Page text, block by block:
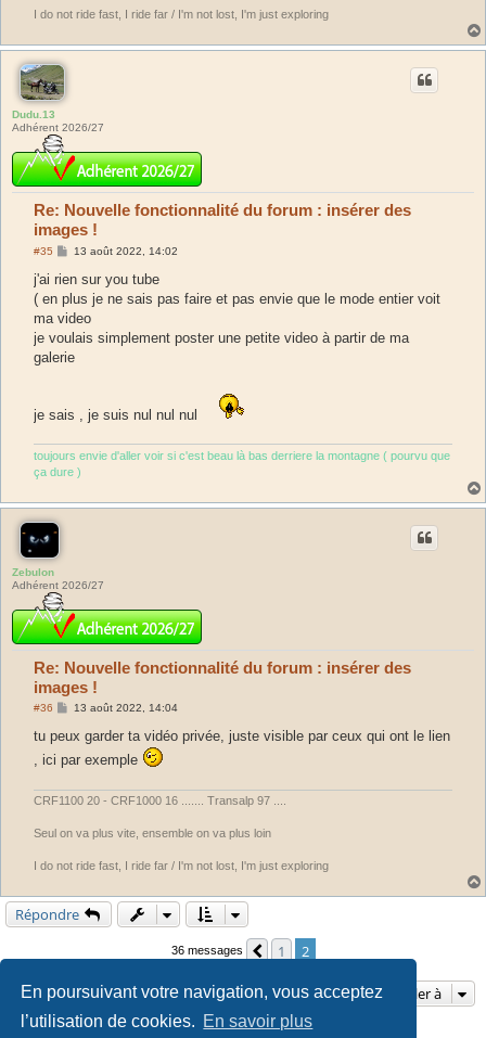
En poursuivant votre navigation, vous acceptez
l’utilisation de cookies. En savoir plus
I do not ride fast, I ride far / I'm not lost, I'm just exploring
Dudu.13
Adhérent 2026/27
Re: Nouvelle fonctionnalité du forum : insérer des
images !
#35
M
s
a
g
13 août 2022, 14:02
j'ai rien sur you tube
( en plus je ne sais pas faire et pas envie que le mode entier voit
ma video
je voulais simplement poster une petite video à partir de ma
galerie
je sais , je suis nul nul nul
toujours envie d'aller voir si c'est beau là bas derriere la montagne ( pourvu que
ça dure )
Zebulon
Adhérent 2026/27
Re: Nouvelle fonctionnalité du forum : insérer des
images !
#36
M
s
a
13 août 2022, 14:04
tu peux garder ta vidéo privée, juste visible par ceux qui ont le lien
, ici par exemple
CRF1100 20 - CRF1000 16 ....... Transalp 97 ....
Seul on va plus vite, ensemble on va plus loin
I do not ride fast, I ride far / I'm not lost, I'm just exploring
Répondre
36 messages Précédente
1 2
Aller à